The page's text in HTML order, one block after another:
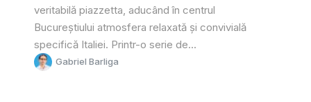
veritabilă piazzetta, aducând în centrul
Bucureștiului atmosfera relaxată și convivială
specifică Italiei. Printr-o serie de...
Gabriel Barliga